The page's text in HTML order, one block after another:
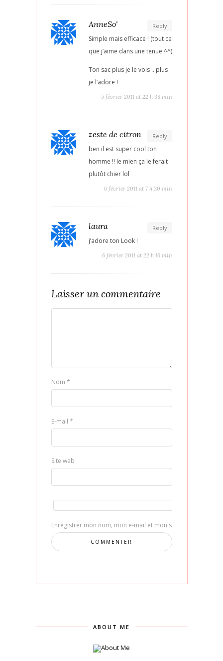
Reply
AnneSo'
Simple mais efficace ! (tout ce
que j’aime dans une tenue ^^)
Ton sac plus je le vois .. plus
je l’adore !
5 février 2011 at 22 h 38 min
Reply
zeste de citron
ben il est super cool ton
homme !! le mien ça le ferait
plutôt chier lol
6 février 2011 at 7 h 30 min
Reply
laura
j’adore ton Look !
6 février 2011 at 22 h 16 min
Laisser un commentaire
Nom *
E-mail *
Site web
Enregistrer mon nom, mon e-mail et mon site dans le
ABOUT ME